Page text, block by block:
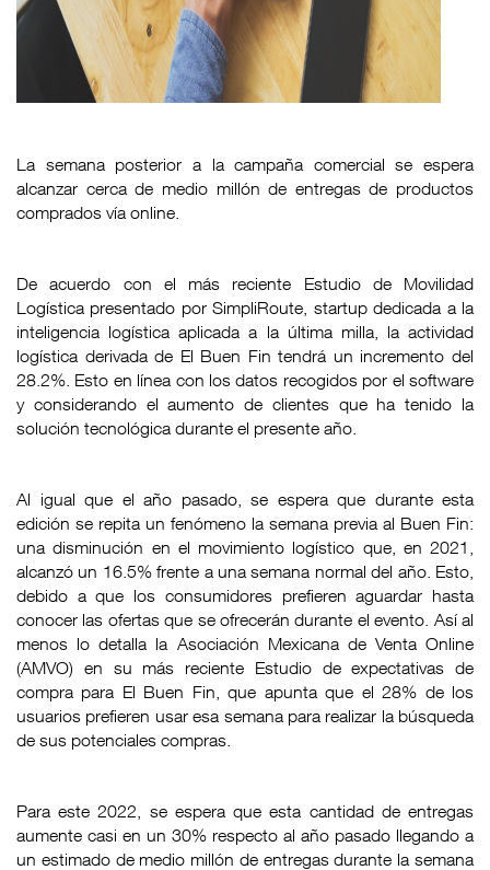
La semana posterior a la campaña comercial se espera
alcanzar cerca de medio millón de entregas de productos
comprados vía online.
De acuerdo con el más reciente Estudio de Movilidad
Logística presentado porSimpliRoute , startup dedicada a la
inteligencia logística aplicada a la última milla, la actividad
logística derivada de El Buen Fin tendrá un incremento del
28.2%. Esto en línea con los datos recogidos por el software
y considerando el aumento de clientes que ha tenido la
solución tecnológica durante el presente año.
Al igual que el año pasado, se espera que durante esta
edición se repita un fenómeno la semana previa al Buen Fin:
una disminución en el movimiento logístico que, en 2021,
alcanzó un 16.5% frente a una semana normal del año. Esto,
debido a que los consumidores prefieren aguardar hasta
conocer las ofertas que se ofrecerán durante el evento. Así al
menos lo detalla la Asociación Mexicana de Venta Online
(AMVO) en su más reciente Estudio de expectativas de
compra para El Buen Fin, que apunta que el 28% de los
usuarios prefieren usar esa semana para realizar la búsqueda
de sus potenciales compras.
Para este 2022, se espera que esta cantidad de entregas
aumente casi en un 30% respecto al año pasado llegando a
un estimado de medio millón de entregas durante la semana